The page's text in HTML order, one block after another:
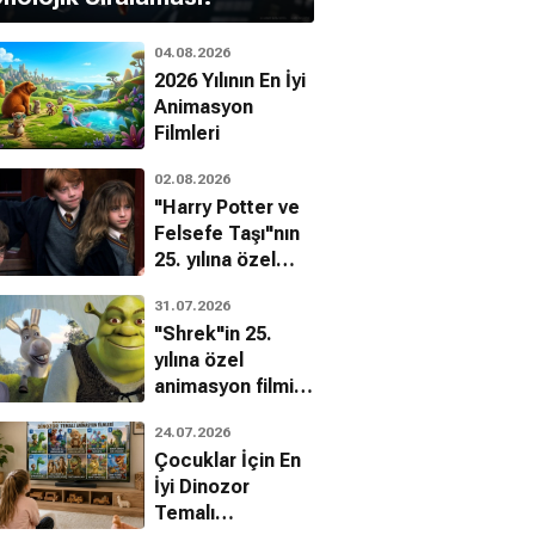
04.08.2026
2026 Yılının En İyi
Animasyon
Filmleri
02.08.2026
"Harry Potter ve
Felsefe Taşı"nın
25. yılına özel
bilinmeyenleri!
31.07.2026
"Shrek"in 25.
yılına özel
animasyon filmin
24.07.2026
Çocuklar İçin En
İyi Dinozor
Temalı